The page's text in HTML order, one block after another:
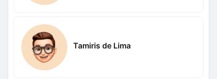
Tamiris de Lima